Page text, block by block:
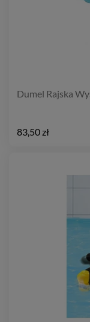
Dumel Rajska
83,50 zł